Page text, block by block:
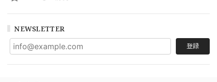
NEWSLETTER
登録